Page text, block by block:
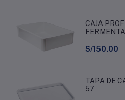
CAJA
S/150.00
TAPA DE
57